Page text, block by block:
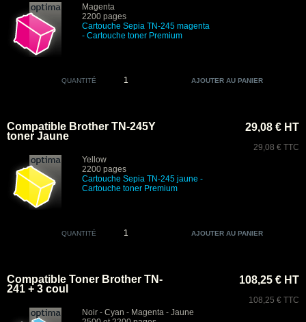
Magenta
2200 pages
Cartouche Sepia TN-245 magenta
- Cartouche toner Premium
QUANTITÉ
Compatible Brother TN-245Y
toner Jaune
Yellow
2200 pages
Cartouche Sepia TN-245 jaune -
Cartouche toner Premium
29,08 € HT
29,08 € TTC
QUANTITÉ
Compatible Toner Brother TN-
241 + 3 coul
Noir - Cyan - Magenta - Jaune
108,25 € HT
108,25 € TTC